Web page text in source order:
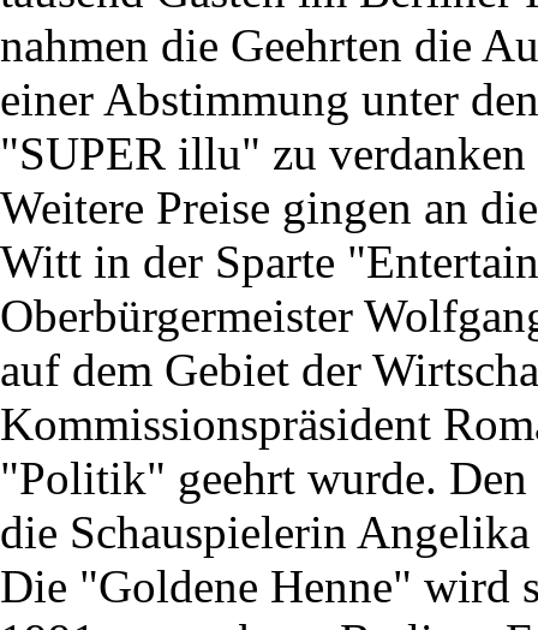
nahmen die Geehrten die
einer Abstimmung unter
"SUPER illu" zu verdanken
Weitere Preise gingen an
Witt in der Sparte
Oberbürgermeister
auf dem Gebiet der
Kommissionspräsident
"Politik" geehrt wurde.
die Schauspielerin
Die "Goldene Henne" wird